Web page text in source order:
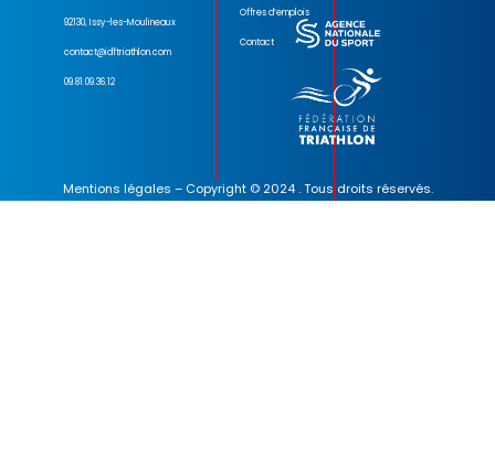
92130, Issy-les-Moulineaux
contact@idftriathlon.com
09.81.09.36.12
Offres d’emplois
Contact
Mentions légales – Copyright © 2024 . Tous droits réservés.